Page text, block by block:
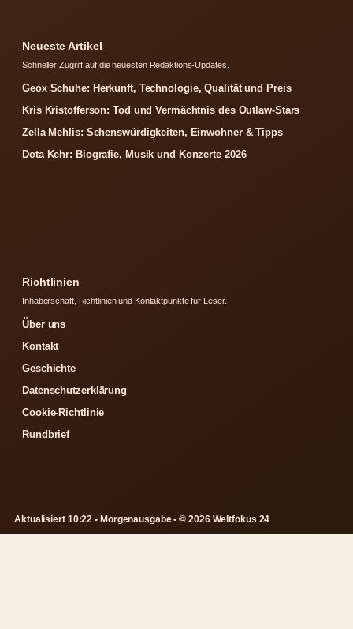
Neueste Artikel
Schneller Zugriff auf die neuesten Redaktions-Updates.
Geox Schuhe: Herkunft, Technologie, Qualität und Preis
Kris Kristofferson: Tod und Vermächtnis des Outlaw-Stars
Zella Mehlis: Sehenswürdigkeiten, Einwohner & Tipps
Dota Kehr: Biografie, Musik und Konzerte 2026
Richtlinien
Inhaberschaft, Richtlinien und Kontaktpunkte fur Leser.
Über uns
Kontakt
Geschichte
Datenschutzerklärung
Cookie-Richtlinie
Rundbrief
Aktualisiert 10:22 • Morgenausgabe • © 2026 Weltfokus 24